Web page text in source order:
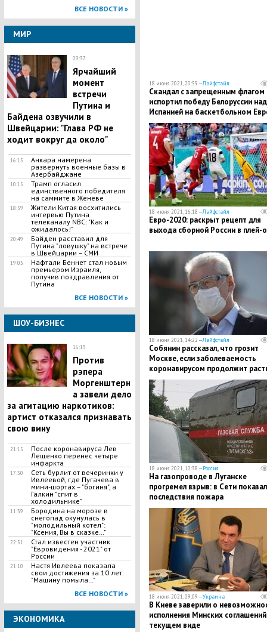
ВСЕ НОВОСТИ »
МИР
09:37
Ярчайший
момент
встречи
Путина и
Байдена озвучили в
Швейцарии: "Глава РФ не
ходит вокруг да около"
16:15
Анкара намерена
развернуть военные базы в
Азербайджане
10:15
Трамп огласил
единственного победителя
на саммите в Женеве
18:59
Жители Китая восхитились
интервью Путина
телеканалу NBC: "Как и
ожидалось!"
20:49
Байден расставил для
Путина "ловушку" на встрече
в Швейцарии – СМИ
19:03
Нафтали Беннет стал новым
премьером Израиля,
получив поздравления от
Путина
ВСЕ НОВОСТИ »
ШОУ-БИЗНЕС
16:19
Против
рэпера
Моргенштерн
а завели дело
за агитацию наркотиков:
артист отказался признавать
свою вину
21:15
После коронавируса Лев
Лещенко перенес четыре
инфаркта
17:30
Сеть бурлит от вечеринки у
Ивлеевой, где Пугачева в
мини-шортах – "богиня", а
Галкин "спит в
холодильнике"
11:39
Бородина на морозе в
снегопад окунулась в
"молодильный котел":
"Ксения, Вы в сказке…"
22:51
Стал известен участник
"Евровидения - 2021" от
России
21:10
Настя Ивлеева показала
свои достижения за 10 лет:
"Машину помыла…"
ВСЕ НОВОСТИ »
ЭКОНОМИКА
18 июня 2021, 20:59 —Лайфстайл
Скандал с запрещенным флагом
испортил победу Белоруссии над
Испанией на баскетбольном
18 июня 2021, 16:18 —Лайфстайл
Евро-2020: раскрыт рецепт для
выхода сборной России в
18 июня 2021, 14:22 —Лайфстайл
Собянин рассказал, что грозит
Москве, если заболеваемость
коронавирусом продолжит
18 июня 2021, 10:38 —Россия
На газопроводе в Луганске
прогремел взрыв: в Сети
последствия пожара
18 июня 2021, 09:09 —Украина
В Киеве заверили о
исполнения Минских
текущем виде